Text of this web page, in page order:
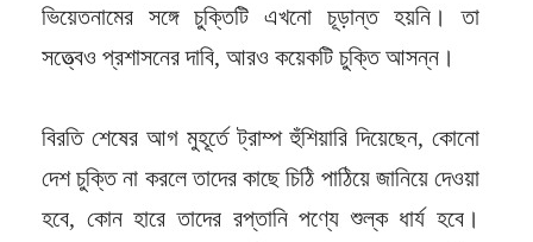
ভিয়েতনামের সঙ্গে চুক্তিটি এখনো চূড়ান্ত হয়নি। তা
সত্ত্বেও প্রশাসনের দাবি, আরও কয়েকটি চুক্তি আসন্ন।
বিরতি শেষের আগ মুহূর্তে ট্রাম্প হুঁশিয়ারি দিয়েছেন, কোনো
দেশ চুক্তি না করলে তাদের কাছে চিঠি পাঠিয়ে জানিয়ে দেওয়া
হবে, কোন হারে তাদের রপ্তানি পণ্যে শুল্ক ধার্য হবে।